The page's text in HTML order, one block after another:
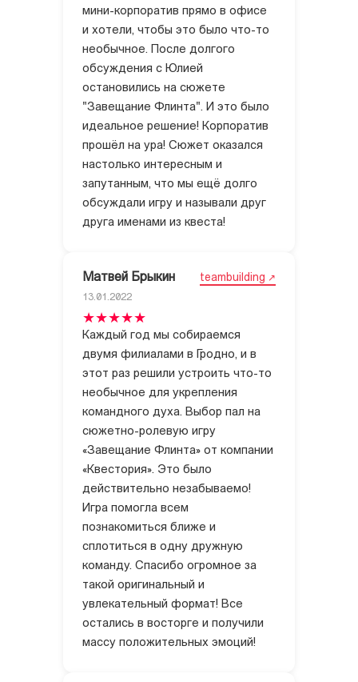
мини-корпоратив прямо в офисе
и хотели, чтобы это было что-то
необычное. После долгого
обсуждения с Юлией
остановились на сюжете
"Завещание Флинта". И это было
идеальное решение! Корпоратив
прошёл на ура! Сюжет оказался
настолько интересным и
запутанным, что мы ещё долго
обсуждали игру и называли друг
друга именами из квеста!
Матвей Брыкин teambuilding
13.01.2022
Каждый год мы собираемся
двумя филиалами в Гродно, и в
этот раз решили устроить что-то
необычное для укрепления
командного духа. Выбор пал на
сюжетно-ролевую игру
«Завещание Флинта» от компании
«Квестория». Это было
действительно незабываемо!
Игра помогла всем
познакомиться ближе и
сплотиться в одну дружную
команду. Спасибо огромное за
такой оригинальный и
увлекательный формат! Все
остались в восторге и получили
массу положительных эмоций!